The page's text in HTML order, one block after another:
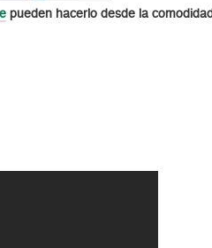
pueden hacerlo desde la